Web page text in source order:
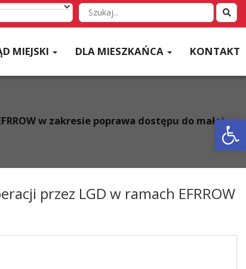
Wyszukaj
w
MIEJSKI DLA MIESZKAŃCA KONTAKT
w zakresie poprawa dostępu do małej
przez LGD w ramach EFRROW